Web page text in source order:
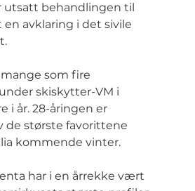
utsatt behandlingen til
en avklaring i det sivile
som fire
skiskytter-VM i
i år. 28-åringen er
de største favorittene
kommende vinter.
har i en årrekke vært